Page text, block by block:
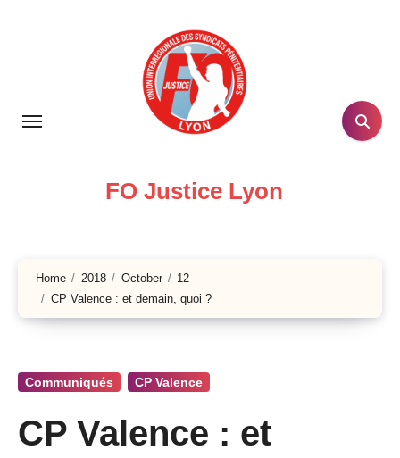
FO Justice Lyon
Home 2018 October
12
CP Valence : et demain, quoi ?
Communiqués CP Valence
CP Valence : et